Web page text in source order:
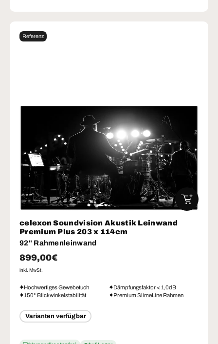
Referenz
celexon Soundvision Akustik Leinwand
Premium Plus 203 x 114cm
92" Rahmenleinwand
Normaler Preis
899,00€
inkl. MwSt.
Hochwertiges Gewebetuch
Dämpfungsfaktor < 1,0dB
150° Blickwinkelstabilität
Premium SlimeLine Rahmen
Varianten verfügbar
IN DEN